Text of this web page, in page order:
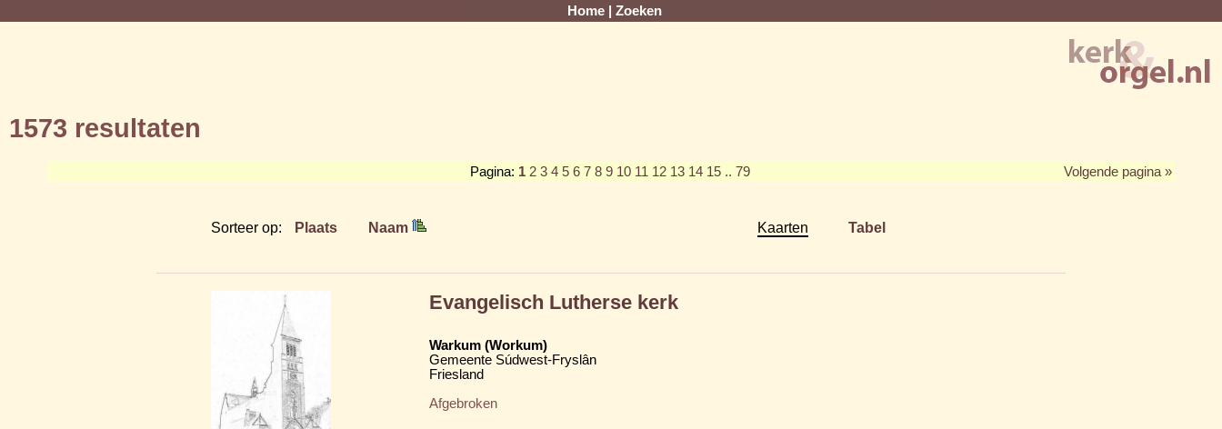
Home Zoeken
1573 resultaten
Pagina: 1 2 3 4 5 6 7 8 9 10 11 12 13 14 15 .. 79 Volgende pagina »
Sorteer op: Plaats Naam Kaarten Tabel
Evangelisch Lutherse kerk
Warkum (Workum)
Gemeente Súdwest-Fryslân
Friesland
Afgebroken